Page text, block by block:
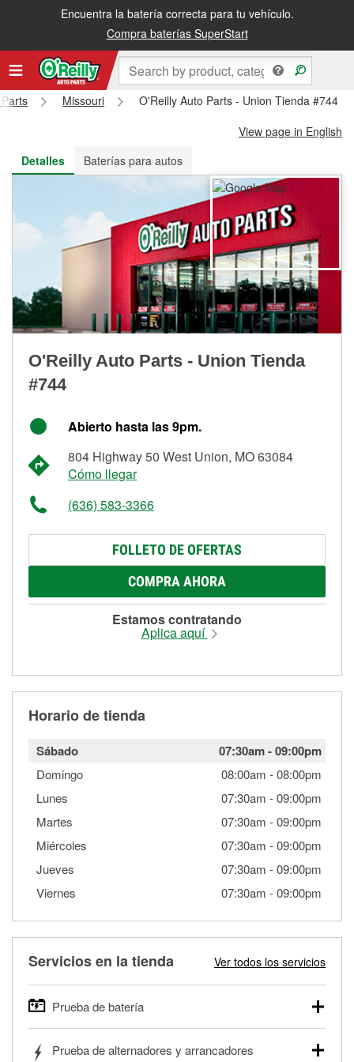
Encuentra la batería correcta para tu vehículo.
Compra baterías SuperStart
Recibe tu orden gratis al día siguiente o recógela en la tienda
Missouri
O'Reilly Auto Parts - Union Tienda #744
View page in English
Detalles
Baterías para autos
O'Reilly Auto Parts - Union Tienda
#744
Abierto hasta las 9pm.
804 Highway 50 West Union, MO 63084
Cómo llegar
(636) 583-3366
FOLLETO DE OFERTAS
COMPRA AHORA
Estamos contratando
Aplica aquí
Horario de tienda
Sábado 07:30am-09:00pm
Domingo 08:00am -08:00pm
Lunes
07:30am -09:00pm
Martes
07:30am -09:00pm
Miércoles
07:30am -09:00pm
Jueves
07:30am -09:00pm
Viernes
07:30am -09:00pm
Servicios en la tienda Ver todos los servicios
Prueba de batería
autos, camionetas, SUVs, vehículos comerciales y
Prueba de alternadores y arrancadores